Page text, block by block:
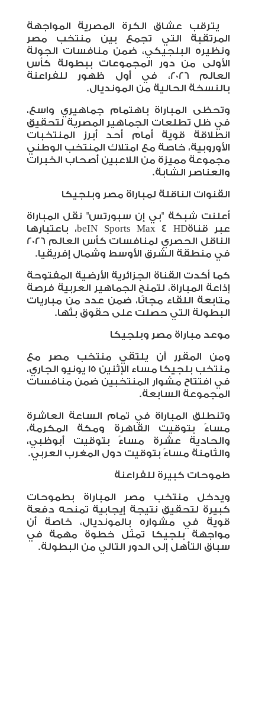
يترقب عشاق الكرة المصرية المواجهة
المرتقبة التي تجمع بين منتخب مصر
ونظيره البلجيكي، ضمن منافسات الجولة
الأولى من دور المجموعات ببطولة كأس
العالم 2026، في أول ظهور للفراعنة
بالنسخة الحالية من المونديال.
وتحظى المباراة باهتمام جماهيري واسع،
في ظل تطلعات الجماهير المصرية لتحقيق
انطلاقة قوية أمام أحد أبرز المنتخبات
الأوروبية، خاصة مع امتلاك المنتخب الوطني
مجموعة مميزة من اللاعبين أصحاب الخبرات
والعناصر الشابة.
القنوات الناقلة لمباراة مصر وبلجيكا
أعلنت شبكة "بي إن سبورتس" نقل المباراة
عبر قناةbeIN Sports Max 4 HD، باعتبارها
الناقل الحصري لمنافسات كأس العالم 2026
في منطقة الشرق الأوسط وشمال إفريقيا.
كما أكدت القناة الجزائرية الأرضية المفتوحة
إذاعة المباراة، لتمنح الجماهير العربية فرصة
متابعة اللقاء مجانًا، ضمن عدد من مباريات
البطولة التي حصلت على حقوق بثها.
موعد مباراة مصر وبلجيكا
ومن المقرر أن يلتقي منتخب مصر مع
منتخب بلجيكا مساء الإثنين 15 يونيو الجاري،
في افتتاح مشوار المنتخبين ضمن منافسات
المجموعة السابعة.
وتنطلق المباراة في تمام الساعة العاشرة
مساءً بتوقيت القاهرة ومكة المكرمة،
والحادية عشرة مساءً بتوقيت أبوظبي،
والثامنة مساءً بتوقيت دول المغرب العربي.
طموحات كبيرة للفراعنة
ويدخل منتخب مصر المباراة بطموحات
كبيرة لتحقيق نتيجة إيجابية تمنحه دفعة
قوية في مشواره بالمونديال، خاصة أن
مواجهة بلجيكا تمثل خطوة مهمة في
سباق التأهل إلى الدور التالي من البطولة.